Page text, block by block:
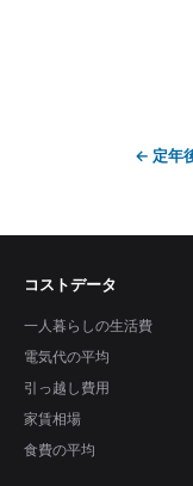
← 定年
コストデータ
一人暮らしの生活費
電気代の平均
引っ越し費用
家賃相場
食費の平均